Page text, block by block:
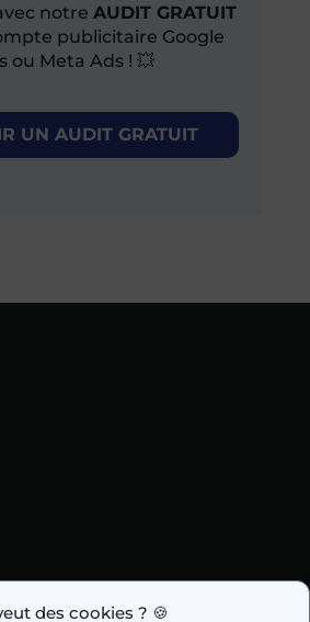
des cookies ? 🍪
notreAUDIT GRATUIT
publicitaire Google
ou Meta Ads ! 💥
UN AUDIT GRATUIT